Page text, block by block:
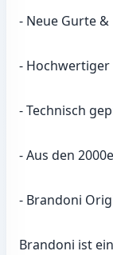
- Neue Gurte
-
- Technisch
- Aus den
- Brandoni
Brandoni ist